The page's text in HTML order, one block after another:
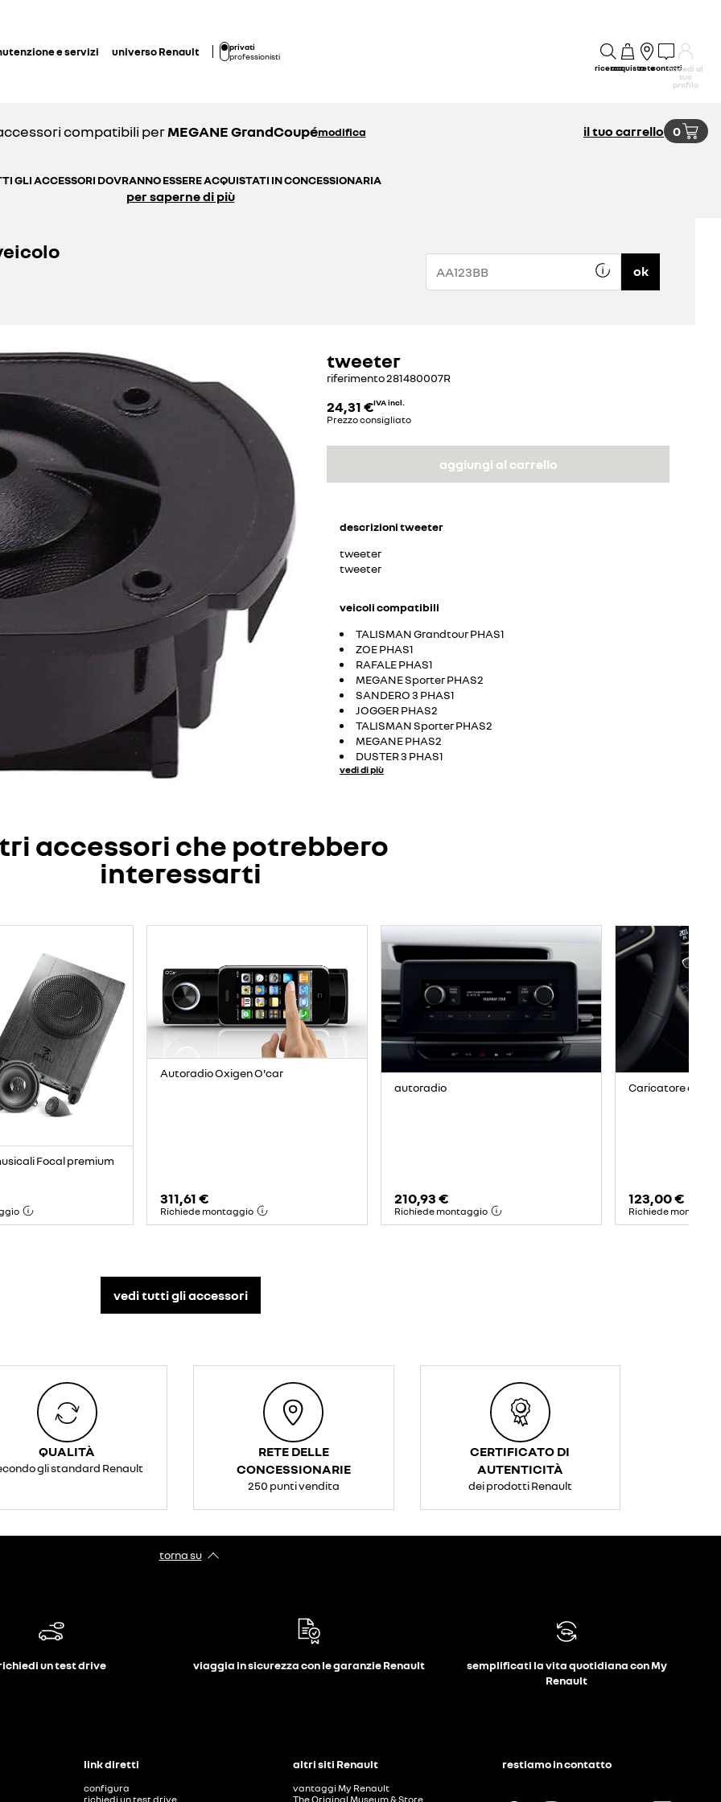
e servizi universo Renault
privati
professionisti
ricercaacquistoretecontattiaccedi al
tuo
profilo
compatibili per MEGANE GrandCoupémodifica il tuo carrello 0
GLI ACCESSORI DOVRANNO ESSERE ACQUISTATI IN CONCESSIONARIA
per saperne di più
ok
tweeter
riferimento281480007R
24,31 €IVA incl.
Prezzo consigliato
aggiungi al carrello
descrizionitweeter
tweeter
tweeter
veicoli compatibili
TALISMAN Grandtour PHAS1
ZOE PHAS1
RAFALE PHAS1
MEGANE Sporter PHAS2
SANDERO 3 PHAS1
JOGGER PHAS2
TALISMAN Sporter PHAS2
MEGANE PHAS2
DUSTER 3 PHAS1
vedi di più
accessori che potrebbero
interessarti
Focal premium
Autoradio Oxigen O'car
311,61 €
Richiede montaggio
autoradio
210,93 €
Richiede montaggio
Caricatore ad
123,00 €
Richiede montaggio
vedi tutti gli accessori​
QUALITÀ
gli standard Renault
RETE DELLE
CONCESSIONARIE
250 punti vendita
CERTIFICATO DI
AUTENTICITÀ
dei prodotti Renault
torna su
un test drive viaggia in sicurezza con le garanzie Renault
semplificati la vita quotidiana con My
Renault
link diretti
configura
richiedi un test drive
altri siti Renault
vantaggi My Renault
The Original Museum & Store
restiamo in contatto